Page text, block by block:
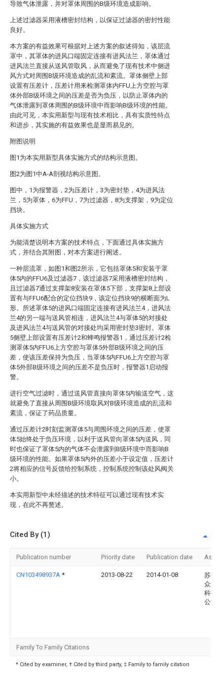
导致气体泄露，并对罩体周围的B级环境造成影响。
上述过滤器采用液槽密封结构，以保证过滤器的密封性能
良好。
本方案的有益效果可根据对上述方案的叙述得知，该层流
罩中，其罩体的进风口端固定连接有进风法兰，罩体通过
进风法兰直接从送风管取风，从而避免了现有技术中侧进
风方式对周围B级环境造成的乱流和紊流。罩体侧壁上部
设置有压差计，压差计用来检测罩体内FFU上方空腔与罩
体外部B级环境之间的压差是否为负压，以防止罩体内的
气体泄露到罩体周围的B级环境中而影响B级环境的性能。
由此可见，本实用新型与现有技术相比，具有实质性特点
和进步，其实施的有益效果也是显而易见的。
附图说明
图1为本实用新型具体实施方式的结构示意图。
图2为图1中A-A剖视结构示意图。
图中，1为报警器，2为压差计，3为密封垫，4为进风法
兰，5为罩体，6为FFU，7为过滤器，8为支撑架，9为定位
挡块。
具体实施方式
为能清楚说明本方案的技术特点，下面通过具体实施方
式，并结合其附图，对本方案进行阐述。
一种层流罩，如图1和图2所示，它包括罩体5和安装于罩
体5内的FFU6及过滤器7，该过滤器7采用液槽密封结构，
且过滤器7通过支撑架8安装在罩体5下部，支撑架8上部设
置有与FFU6配合的定位挡块9，该定位挡块9的横断面为L
形。所述罩体5的进风口端固定连接有进风法兰4，进风法
兰4的另一端与送风管相连，进风法兰4与罩体5的对接处
及进风法兰4与送风管的对接处均采用密封垫3密封。罩体
5侧壁上部设置有压差计2和蜂鸣报警器1，通过压差计2检
测罩体5内FFU6上方空腔与罩体5外部B级环境之间的压
差，使该压差保持为负压，当罩体5内FFU6上方空腔与罩
体5外部B级环境之间的压差不是负压时，报警器1启动报
警。
进行空气过滤时，通过送风管直接向罩体5内输送空气，这
就避免了直接从周围B级环境取风对B级环境造成的乱流和
紊流，保证了药品质量。
通过压差计2时刻监测罩体5与周围环境之间的压差，使罩
体5始终处于负压环境，以利于送风管向罩体5内送风，同
时也保证了罩体5内的气体不会泄露到B级环境中而影响B
级环境的性能。如果罩体5内外的压差小于设定值，压差计
2将相应的信号反馈给控制系统，控制系统控制该处风阀关
小。
本实用新型中未经描述的技术特征可以通过现有技术实
现，在此不再赘述。
Cited By (1)
Publication number Priority date Publication date
CN103498937A * 2013-08-22 2014-01-08
苏州
众达
科技
公司
Family To Family Citations
* Cited by examiner, † Cited by third party, ‡ Family to family citation